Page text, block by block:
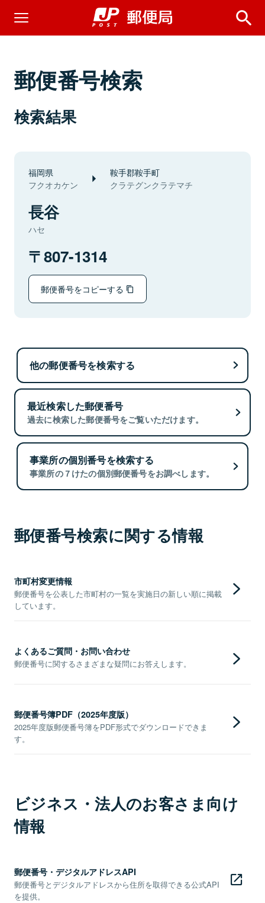
郵便番号検索
検索結果
福岡県
フクオカケン
鞍手郡鞍手町
クラテグンクラテマチ
長谷
ハセ
807-1314
郵便番号をコピーする
他の郵便番号を検索する
最近検索した郵便番号
過去に検索した郵便番号をご覧いただけます。
事業所の個別番号を検索する
事業所の７けたの個別郵便番号をお調べします。
郵便番号検索に関する情報
市町村変更情報
郵便番号を公表した市町村の一覧を実施日の新しい順に掲載
しています。
よくあるご質問・お問い合わせ
郵便番号に関するさまざまな疑問にお答えします。
郵便番号簿PDF（2025年度版）
2025年度版郵便番号簿をPDF形式でダウンロードできま
す。
ビジネス・法人のお客さま向け
情報
郵便番号・デジタルアドレスAPI
郵便番号とデジタルアドレスから住所を取得できる公式API
を提供。